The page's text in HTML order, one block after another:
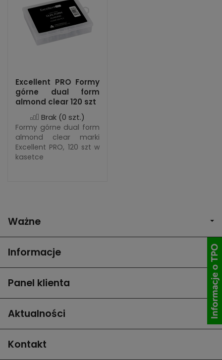
Excellent PRO Formy
górne dual form
almond clear 120 szt
Brak (0 szt.)
Formy górne dual form
almond clear marki
Excellent PRO, 120 szt w
kasetce
Ważne
Informacje
Panel klienta
Aktualności
Kontakt